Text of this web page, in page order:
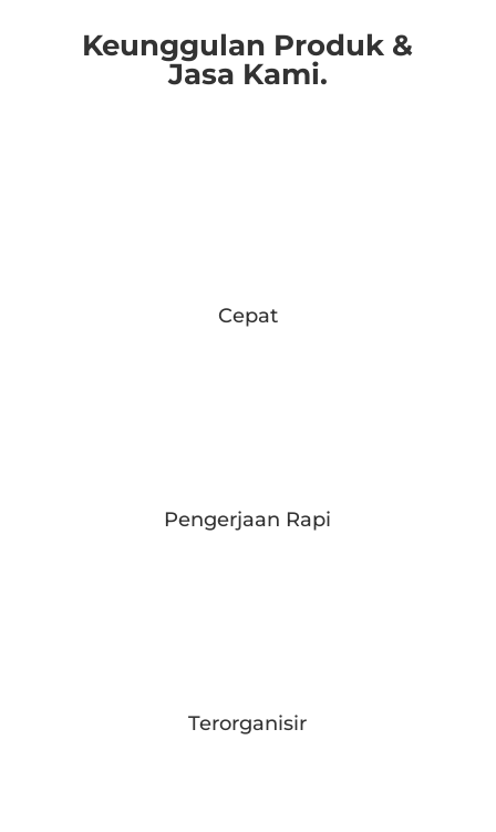
Keunggulan Produk &
Jasa Kami.
Cepat
Pengerjaan Rapi
Terorganisir